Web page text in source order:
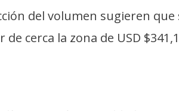
del volumen sugieren que
cerca la zona de USD